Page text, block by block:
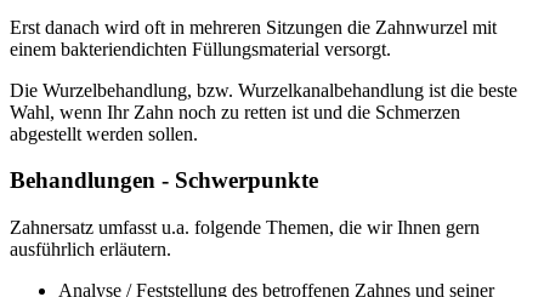
Erst danach wird oft in mehreren Sitzungen die Zahnwurzel mit
einem bakteriendichten Füllungsmaterial versorgt.
Die Wurzelbehandlung, bzw. Wurzelkanalbehandlung ist die beste
Wahl, wenn Ihr Zahn noch zu retten ist und die Schmerzen
abgestellt werden sollen.
Behandlungen - Schwerpunkte
Zahnersatz umfasst u.a. folgende Themen, die wir Ihnen gern
ausführlich erläutern.
Analyse / Feststellung des betroffenen Zahnes und seiner